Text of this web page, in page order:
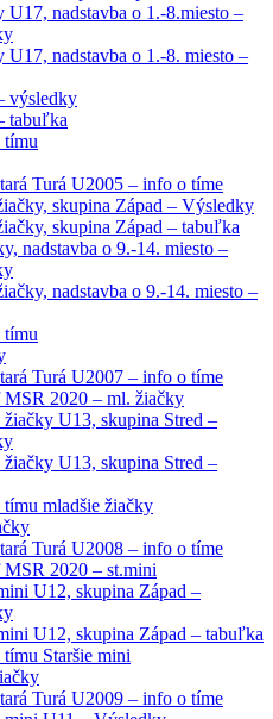
U17, nadstavba o 1.-8.miesto –
U17, nadstavba o 1.-8. miesto –
výsledky
tabuľka
tímu
Turá U2005 – info o tíme
skupina Západ – Výsledky
skupina Západ – tabuľka
nadstavba o 9.-14. miesto –
nadstavba o 9.-14. miesto –
tímu
Turá U2007 – info o tíme
2020 – ml. žiačky
žiačky U13, skupina Stred –
žiačky U13, skupina Stred –
tímu mladšie žiačky
Turá U2008 – info o tíme
2020 – st.mini
U12, skupina Západ –
U12, skupina Západ – tabuľka
tímu Staršie mini
Turá U2009 – info o tíme